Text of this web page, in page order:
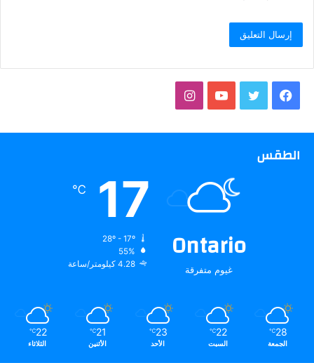
فيسبوك تويتر يوتيوبانستقرام
الطقس
Ontario
غيوم متفرقة
17
℃
55%
4.28 كيلومتر/ساعة
28
℃
الجمعة
22
℃
السبت
23
℃
الأحد
21
℃
الأثنين
22
℃
الثلاثاء